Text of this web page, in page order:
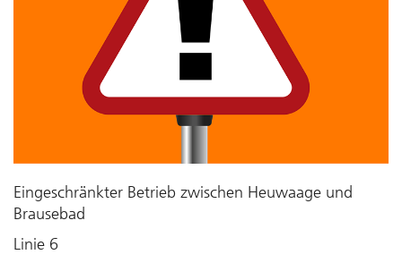
Eingeschränkter Betrieb zwischen Heuwaage und
Brausebad
Linie 6